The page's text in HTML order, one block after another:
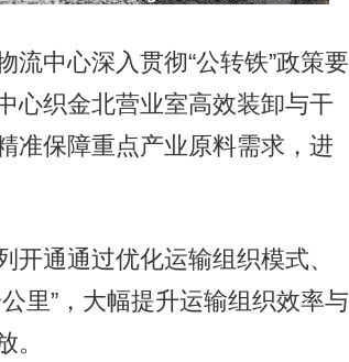
中心深入贯彻“公转铁”政策要
心织金北营业室高效装卸与干
准保障重点产业原料需求，进
通通过优化运输组织模式、
里”，大幅提升运输组织效率与
。